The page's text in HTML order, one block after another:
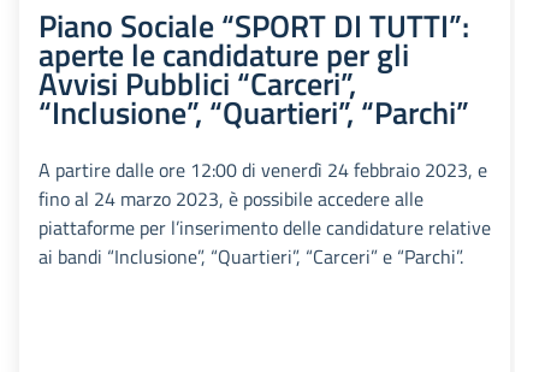
Piano Sociale “SPORT DI TUTTI”:
aperte le candidature per gli
Avvisi Pubblici “Carceri”,
“Inclusione”, “Quartieri”, “Parchi”
A partire dalle ore 12:00 di venerdì 24 febbraio 2023, e
fino al 24 marzo 2023, è possibile accedere alle
piattaforme per l’inserimento delle candidature relative
ai bandi “Inclusione”, “Quartieri”, “Carceri” e “Parchi”.